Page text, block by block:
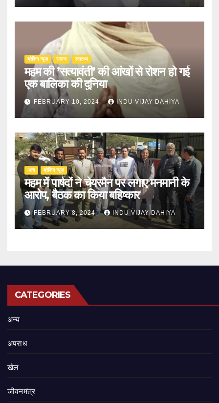
ब्रेकिंग न्यूज़ समाज स्वास्थ्य
महम की ’सत्यावंती’ की आंखों से रोशन हो गई
एक बालिका की दुनिया
FEBRUARY 10, 2024 INDU VIJAY DAHIYA
अन्य ब्रेकिंग न्यूज़
महम में पार्षदों ने चेयरमैन पर लगाए मनमानी के
आरोप, बैठक का किया बहिष्कार
FEBRUARY 8, 2024 INDU VIJAY DAHIYA
CATEGORIES
अन्य
अपराध
खेल
जीवनमंत्र